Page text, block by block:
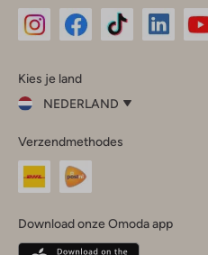
InstagramFacebook
Kies je land
NEDERLAND
je
land
Nederland
Belgique(Français)
Verzendmethodes
Download onze Omoda app